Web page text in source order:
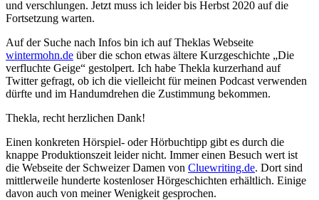
und verschlungen. Jetzt muss ich leider bis Herbst 2020 auf die
Fortsetzung warten.
Auf der Suche nach Infos bin ich auf Theklas Webseite
wintermohn.de über die schon etwas ältere Kurzgeschichte „Die
verfluchte Geige“ gestolpert. Ich habe Thekla kurzerhand auf
Twitter gefragt, ob ich die vielleicht für meinen Podcast verwenden
dürfte und im Handumdrehen die Zustimmung bekommen.
Thekla, recht herzlichen Dank!
Einen konkreten Hörspiel- oder Hörbuchtipp gibt es durch die
knappe Produktionszeit leider nicht. Immer einen Besuch wert ist
die Webseite der Schweizer Damen von Cluewriting.de. Dort sind
mittlerweile hunderte kostenloser Hörgeschichten erhältlich. Einige
davon auch von meiner Wenigkeit gesprochen.